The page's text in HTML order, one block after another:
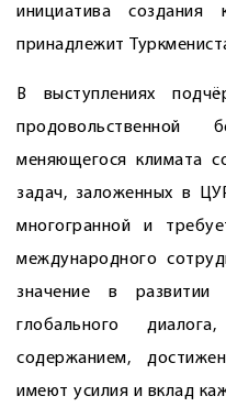
инициатива
принадлежит
В выступлениях
продовольственной
меняющегося климата
задач, заложенных в
многогранной и
международного
значение в развитии
глобального
содержанием,
имеют усилия и вклад